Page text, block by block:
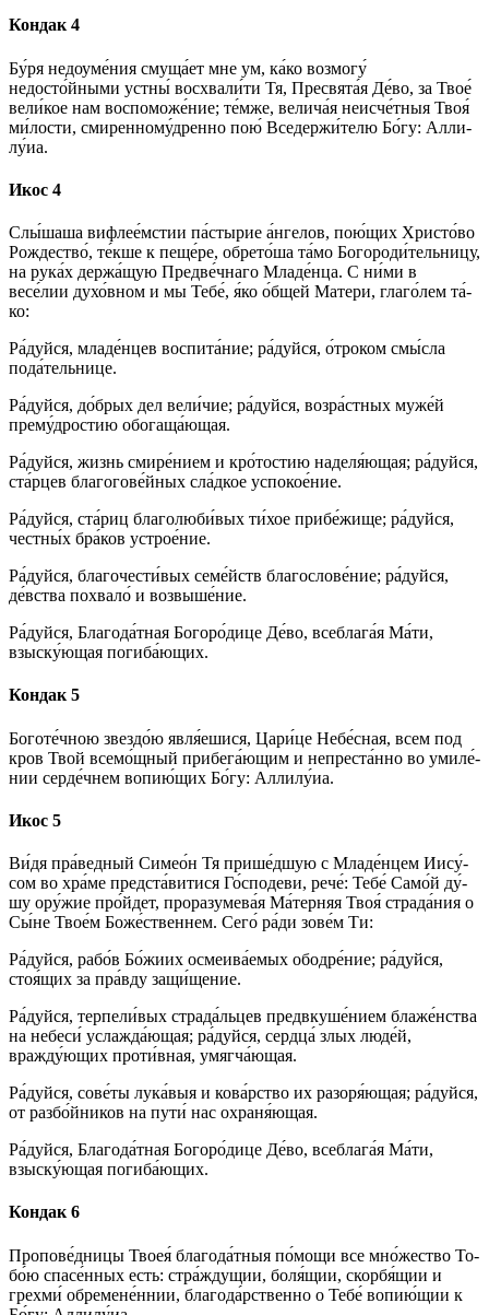
Кондак 4
Бу́ря недоуме́ния смуща́ет мне ум, ка́­ко возмогу́
недосто́йными устны́ вос­хва­ли́­ти Тя, Пре­свя­та́я Де́­во, за Твое́
вели́кое нам воспоможе́ние; те́м­же, велича́я неисче́тныя Твоя́
ми́­лос­ти, сми­рен­но­му́д­рен­но пою́ Вседержи́телю Бо́­гу: Алли­
лу́иа.
Икос 4
Слы́шаша вифлее́мстии па́стырие а́н­ге­лов, пою́щих Хрис­то́­во
Рождество́, те́кше к пеще́ре, обрето́ша та́­мо Богороди́тельницу,
на ру­ка́х держа́щую Предве́чнаго Мла­де́н­ца. С ни́­ми в
весе́лии духо́вном и мы Те­бе́, я́ко о́бщей Ма­те­ри, гла­го́­лем та́­
ко:
Ра́­дуй­ся, младе́нцев воспита́ние; ра́­дуй­ся, о́троком смы́сла
пода́тельнице.
Ра́­дуй­ся, до́б­рых дел ве­ли́­чие; ра́­дуй­ся, возра́стных муже́й
прему́дростию обогаща́ющая.
Ра́­дуй­ся, жизнь смире́нием и кро́тостию наделя́ющая; ра́­дуй­ся,
ста́р­цев благогове́йных сла́дкое успокое́ние.
Ра́­дуй­ся, ста́риц благолюби́вых ти́­хое при­бе́­жи­ще; ра́­дуй­ся,
чест­ны́х бра́ков устрое́ние.
Ра́­дуй­ся, бла­го­чес­ти́­вых семе́йств благослове́ние; ра́­дуй­ся,
де́вст­ва по­хва­ло́ и возвыше́ние.
Ра́­дуй­ся, Бла­го­да́т­ная Бо­го­ро́­ди­це Де́­во, всеблага́я Ма́­ти,
взыску́ющая погиба́ющих.
Кондак 5
Боготе́чною звездо́ю явля́е­ши­ся, Ца­ри́­це Не­бе́с­ная, всем под
кров Твой всемо́щный при­бе­га́ю­щим и непреста́нно во уми­ле́­
нии серде́чнем во­пию́­щих Бо́­гу: Алли­лу́иа.
Икос 5
Ви́­дя пра́ведный Симео́н Тя прише́дшую с Мла­де́н­цем Иису́­
сом во хра́­ме предста́витися Го́сподеви, ре­че́: Те­бе́ Само́й ду́­
шу ору́­жие про́йдет, проразумева́я Ма́терняя Твоя́ стра­да́­ния о
Сы́­не Тво­е́м Боже́ственнем. Се­го́ ра́­ди зо­ве́м Ти:
Ра́­дуй­ся, ра­бо́в Бо́­жи­их осмеива́емых ободре́ние; ра́­дуй­ся,
стоя́щих за пра́вду за­щи́­ще­ние.
Ра́­дуй­ся, терпели́вых страда́льцев предвкуше́нием бла­же́н­ства
на не­бе­си́ услажда́ющая; ра́­дуй­ся, серд­ца́ злых лю­де́й,
вражду́ющих проти́вная, умягча́ющая.
Ра́­дуй­ся, сове́ты лука́выя и кова́рство их разоря́ющая; ра́­дуй­ся,
от разбо́йников на пу­ти́ нас охраня́ющая.
Ра́­дуй­ся, Бла­го­да́т­ная Бо­го­ро́­ди­це Де́­во, всеблага́я Ма́­ти,
взыску́ющая погиба́ющих.
Кондак 6
Пропове́дницы Твоея́ бла­го­да́т­ныя по́­мо­щи все мно́­жест­во То­
бо́ю спасе́нных есть: стра́ждущии, боля́щии, скорбя́щии и
грех­ми́ обремене́ннии, бла­го­да́р­ствен­но о Те­бе́ вопию́щии к